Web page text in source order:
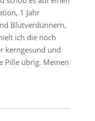
1 Jahr
Blutverdünnern,
ich die noch
kerngesund und
Pille übrig. Meinen